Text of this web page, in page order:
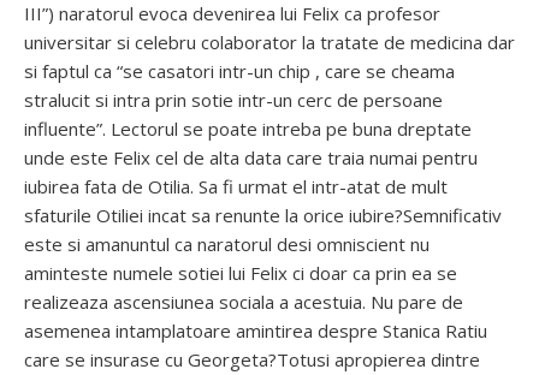
III”) naratorul evoca devenirea lui Felix ca profesor
universitar si celebru colaborator la tratate de medicina dar
si faptul ca “se casatori intr-un chip , care se cheama
stralucit si intra prin sotie intr-un cerc de persoane
influente”. Lectorul se poate intreba pe buna dreptate
unde este Felix cel de alta data care traia numai pentru
iubirea fata de Otilia. Sa fi urmat el intr-atat de mult
sfaturile Otiliei incat sa renunte la orice iubire?Semnificativ
este si amanuntul ca naratorul desi omniscient nu
aminteste numele sotiei lui Felix ci doar ca prin ea se
realizeaza ascensiunea sociala a acestuia. Nu pare de
asemenea intamplatoare amintirea despre Stanica Ratiu
care se insurase cu Georgeta?Totusi apropierea dintre